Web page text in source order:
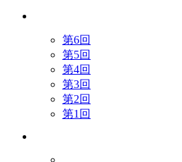
第6回
第5回
第4回
第3回
第2回
第1回